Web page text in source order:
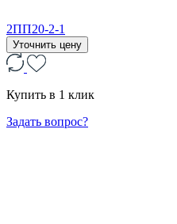
2ПП20-2-1
Уточнить цену
Купить в 1 клик
Задать вопрос?